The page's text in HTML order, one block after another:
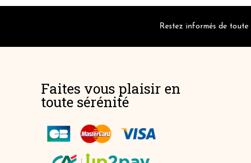
17,00 €
Restez informés de
Faites vous plaisir en
toute sérénité